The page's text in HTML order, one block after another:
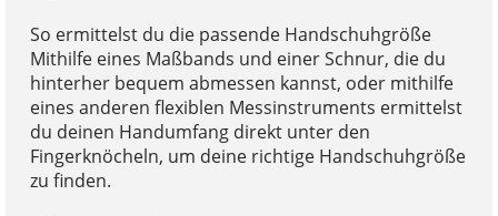
So ermittelst du die passende Handschuhgröße
Mithilfe eines Maßbands und einer Schnur, die du
hinterher bequem abmessen kannst, oder mithilfe
eines anderen flexiblen Messinstruments ermittelst
du deinen Handumfang direkt unter den
Fingerknöcheln, um deine richtige Handschuhgröße
zu finden.